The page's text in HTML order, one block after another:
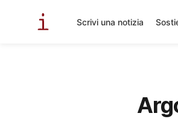
Scrivi una notizia